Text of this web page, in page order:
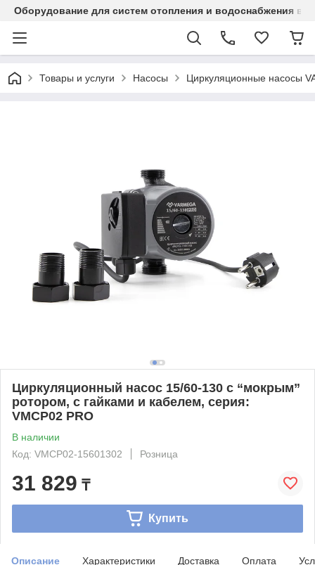
Оборудование для систем отопления и водоснабжения в
Товары и услуги Насосы Циркуляционные насосы
Циркуляционный насос 15/60-130 с “мокрым”
ротором, с гайками и кабелем, серия:
VMCP02 PRO
В наличии
Код: VMCP02-15601302
Розница
31 829 ₸
Купить
Описание Характеристики Доставка Оплата